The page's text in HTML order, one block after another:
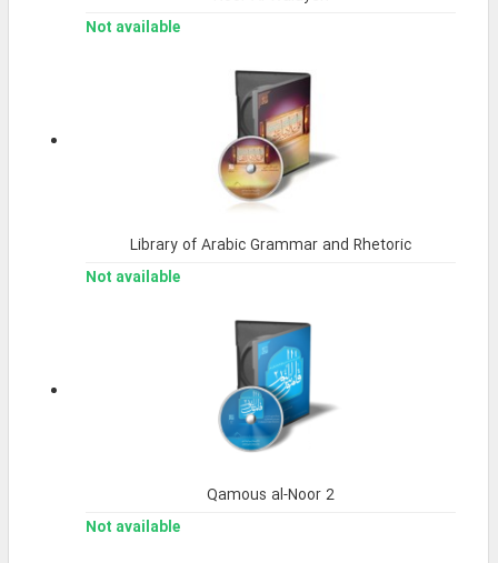
Not available
Library of Arabic Grammar and Rhetoric
Not available
Qamous al-Noor 2
Not available